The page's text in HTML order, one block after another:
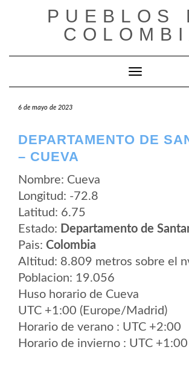
PUEBLOS
Cambiar modo
6 de mayo de 2023
DEPARTAMENTO DE
– CUEVA
Nombre: Cueva
Longitud: -72.8
Latitud: 6.75
Estado: Departamento de
Pais: Colombia
Altitud: 8.809 metros sobre el
Poblacion: 19.056
Huso horario de Cueva
UTC +1:00 (Europe/Madrid)
Horario de verano : UTC +2:00
Horario de invierno : UTC +1:00